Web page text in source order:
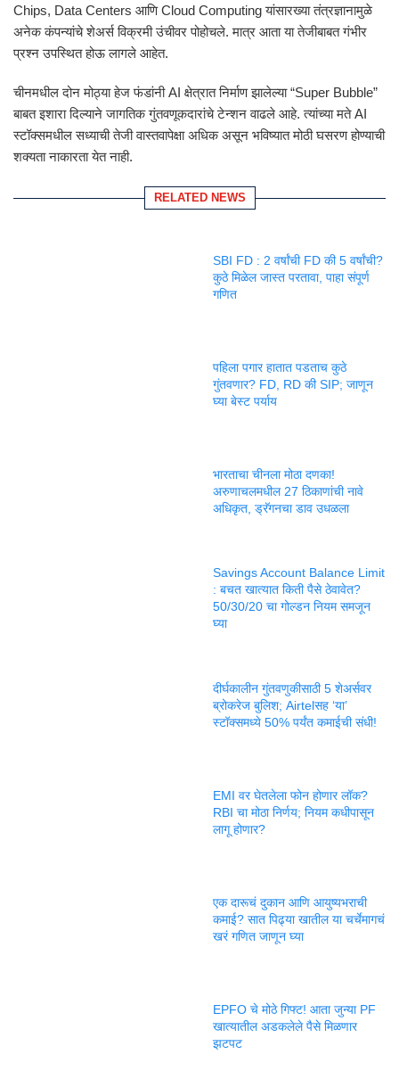
Chips, Data Centers आणि Cloud Computing यांसारख्या तंत्रज्ञानामुळे
अनेक कंपन्यांचे शेअर्स विक्रमी उंचीवर पोहोचले. मात्र आता या तेजीबाबत गंभीर
प्रश्न उपस्थित होऊ लागले आहेत.
चीनमधील दोन मोठ्या हेज फंडांनी AI क्षेत्रात निर्माण झालेल्या “Super Bubble”
बाबत इशारा दिल्याने जागतिक गुंतवणूकदारांचे टेन्शन वाढले आहे. त्यांच्या मते AI
स्टॉक्समधील सध्याची तेजी वास्तवापेक्षा अधिक असून भविष्यात मोठी घसरण होण्याची
शक्यता नाकारता येत नाही.
RELATED NEWS
SBI FD : 2 वर्षांची FD की 5 वर्षांची?
कुठे मिळेल जास्त परतावा, पाहा संपूर्ण
गणित
पहिला पगार हातात पडताच कुठे
गुंतवणार? FD, RD की SIP; जाणून
घ्या बेस्ट पर्याय
भारताचा चीनला मोठा दणका!
अरुणाचलमधील 27 ठिकाणांची नावे
अधिकृत, ड्रॅगनचा डाव उधळला
Savings Account Balance Limit
: बचत खात्यात किती पैसे ठेवावेत?
50/30/20 चा गोल्डन नियम समजून
घ्या
दीर्घकालीन गुंतवणुकीसाठी 5 शेअर्सवर
ब्रोकरेज बुलिश; Airtelसह ‘या’
स्टॉक्समध्ये 50% पर्यंत कमाईची संधी!
EMI वर घेतलेला फोन होणार लॉक?
RBI चा मोठा निर्णय; नियम कधीपासून
लागू होणार?
एक दारूचं दुकान आणि आयुष्यभराची
कमाई? सात पिढ्या खातील या चर्चेमागचं
खरं गणित जाणून घ्या
EPFO चे मोठे गिफ्ट! आता जुन्या PF
खात्यातील अडकलेले पैसे मिळणार
झटपट